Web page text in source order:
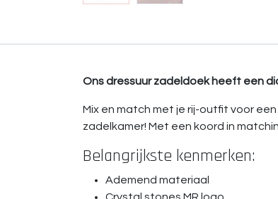
Ons dressuur zadeldoek heeft een
Mix en match met je rij-outfit voor
zadelkamer! Met een koord in
Belangrijkste kenmerken:
Ademend materiaal